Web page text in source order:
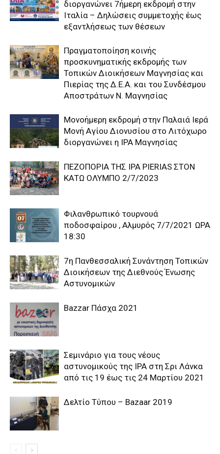
διοργανώνει 7ήμερη εκδρομή στην
Ιταλία – Δηλώσεις συμμετοχής έως
εξαντλήσεως των θέσεων
Πραγματοποίηση κοινής
προσκυνηματικής εκδρομής των
Τοπικών Διοικήσεων Μαγνησίας και
Πιερίας της Δ.Ε.Α. και του Συνδέσμου
Αποστράτων Ν. Μαγνησίας
Μονοήμερη εκδρομή στην Παλαιά Ιερά
Μονή Αγίου Διονυσίου στο Λιτόχωρο
διοργανώνει η IPA Μαγνησίας
ΠΕΖΟΠΟΡΙΑ ΤΗΣ IPA PIERIAS ΣΤΟΝ
ΚΑΤΩ ΟΛΥΜΠΟ 2/7/2023
Φιλανθρωπικό τουρνουά
ποδοσφαίρου , Αλμυρός 7/7/2021 ΩΡΑ
18:30
7η Πανθεσσαλική Συνάντηση Τοπικών
Διοικήσεων της Διεθνούς Ένωσης
Αστυνομικών
Bazzar Πάσχα 2021
Σεμινάριο για τους νέους
αστυνομικούς της IPA στη Σρι Λάνκα
από τις 19 έως τις 24 Μαρτίου 2021
Δελτίο Τύπου – Βazaar 2019